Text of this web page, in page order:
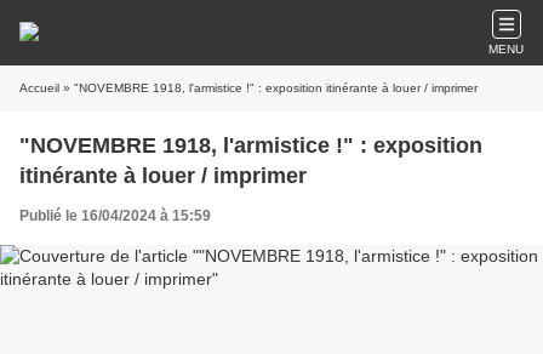
MENU
Accueil » "NOVEMBRE 1918, l'armistice !" : exposition itinérante à louer / imprimer
"NOVEMBRE 1918, l'armistice !" : exposition
itinérante à louer / imprimer
Publié le 16/04/2024 à 15:59